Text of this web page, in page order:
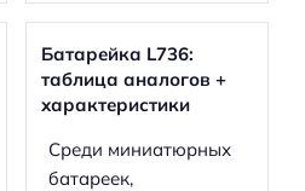
Батарейка L736:
таблица аналогов +
характеристики
Среди миниатюрных
батареек,